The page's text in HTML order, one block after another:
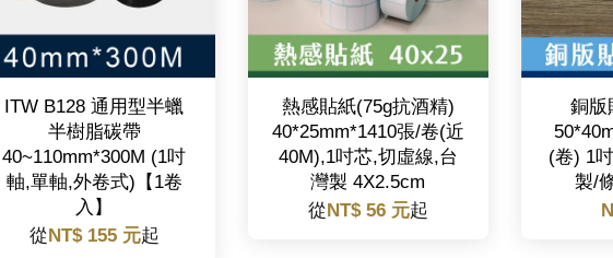
ITW B128 通用型半蠟
半樹脂碳帶
40~110mm*300M (1吋
軸,單軸,外卷式)【1卷
入】
從 NT$ 155 元起
熱感貼紙(75g抗酒精)
40*25mm*1410張/卷(近
40M),1吋芯,切虛線,台
灣製 4X2.5cm
從 NT$ 56 元起
銅版
(卷) 1
製/